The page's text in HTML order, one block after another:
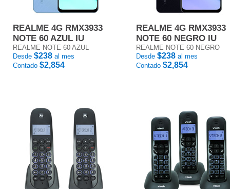
REALME 4G RMX3933
NOTE 60 AZUL IU
REALME NOTE 60 AZUL
Desde $238 al mes
Contado $2,854
REALME 4G RMX3933
NOTE 60 NEGRO IU
REALME NOTE 60 NEGRO
Desde $238 al mes
Contado $2,854